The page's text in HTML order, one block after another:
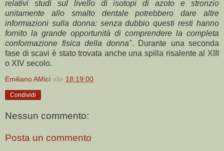
relativi studi sul livello di isotopi di azoto e stronzio
unitamente allo smalto dentale potrebbero dare altre
informazioni sulla donna: senza dubbio questi resti hanno
fornito la grande opportunità di comprendere la completa
conformazione fisica della donna". Durante una seconda
fase di scavi è stato trovata anche una spilla risalente al XIII
o XIV secolo.
Emiliano AMici alle 18:19:00
Condividi
Nessun commento:
Posta un commento